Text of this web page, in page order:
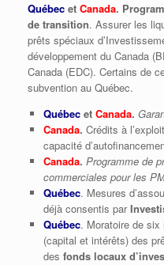
Québec et Canada.
de transition. Assurer les
prêts spéciaux
développement du Canada
Canada (EDC). Certains de
subvention au Québec.
Québecet Canada.
Canada. Crédits à
capacité
Canada. Programme de
commerciales pour les
Québec. Mesures
déjà consentis par
Québec. Moratoire de six
(capital et intérêts) des
des fonds locaux